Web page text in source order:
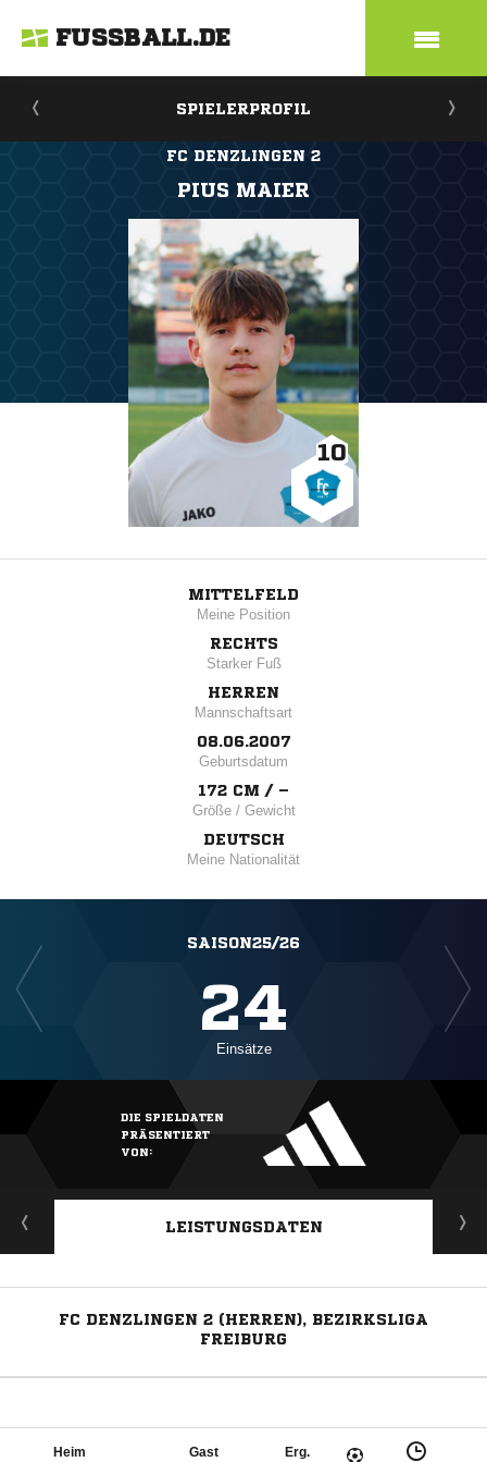
FUSSBALL.DE
SPIELERPROFIL
FC DENZLINGEN 2
PIUS MAIER
10
MITTELFELD
Meine Position
RECHTS
Starker Fuß
HERREN
Mannschaftsart
08.06.2007
Geburtsdatum
172 CM / –
Größe / Gewicht
DEUTSCH
Meine Nationalität
SAISON25/26
24
Einsätze
DIE SPIELDATEN
PRÄSENTIERT
VON:
LEISTUNGSDATEN
FC DENZLINGEN 2 (HERREN), BEZIRKSLIGA
FREIBURG
Heim Gast Erg.